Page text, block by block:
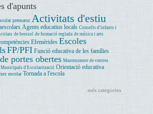
d'apunts
prematur Activitats d'estiu
Agents educatius locals Consells d'infants i
de bressol de formació reglada de música i arts
Efemèrides Escoles
FP/PFI Funció educativa de les famílies
portes obertes Manteniment de centres
d'Escolarització Orientació educativa
escolar Tornada a l'escola
més categories